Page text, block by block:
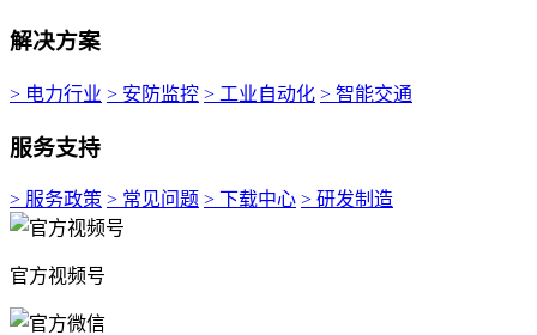
解决方案
> 电力行业 > 安防监控 > 工业自动化 > 智能交通
服务支持
> 服务政策 > 常见问题 > 下载中心 > 研发制造
官方视频号